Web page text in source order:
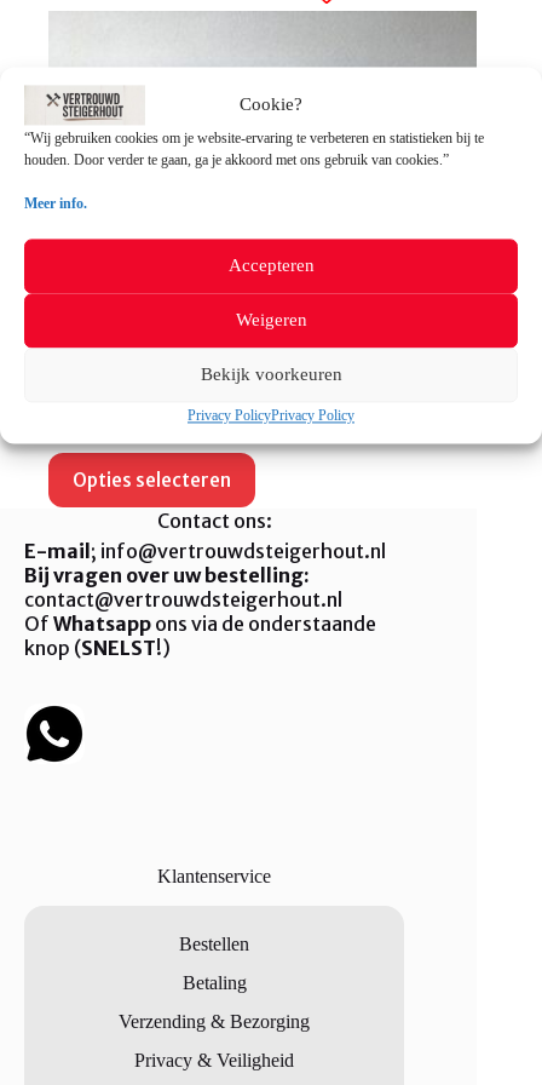
Cookie?
“Wij gebruiken cookies om je website-ervaring te verbeteren en statistieken bij te
houden. Door verder te gaan, ga je akkoord met ons gebruik van cookies.”
Meer info.
Accepteren
Weigeren
Bekijk voorkeuren
Privacy PolicyPrivacy Policy
optie
op
de
productpagina
Steigerhouten Salontafel “Zeeland”
Opties selecteren
Dit
product
heeft
variaties.
Deze
optie
kan
gekozen
worden
de
productpagina
Contact ons:
E-mail; info@vertrouwdsteigerhout.nl
Bij vragen over uw bestelling:
contact@vertrouwdsteigerhout.nl
Of Whatsapp ons via de onderstaande
knop (SNELST!)
Klantenservice
Bestellen
Betaling
Verzending & Bezorging
Privacy & Veiligheid